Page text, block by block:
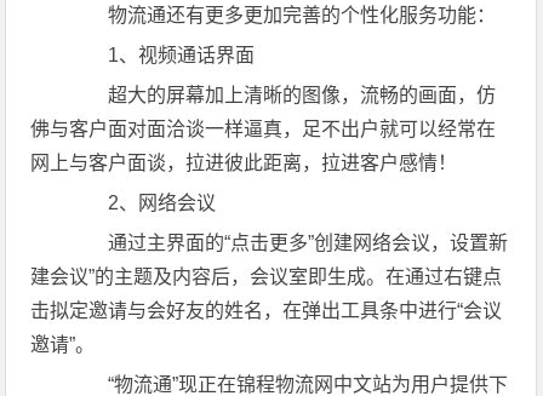
物流通还有更多更加完善的个性化服务功能：
1、视频通话界面
超大的屏幕加上清晰的图像，流畅的画面，仿
佛与客户面对面洽谈一样逼真，足不出户就可以经常在
网上与客户面谈，拉进彼此距离，拉进客户感情！
2、网络会议
通过主界面的“点击更多”创建网络会议，设置新
建会议”的主题及内容后，会议室即生成。在通过右键点
击拟定邀请与会好友的姓名，在弹出工具条中进行“会议
邀请”。
“物流通”现正在锦程物流网中文站为用户提供下